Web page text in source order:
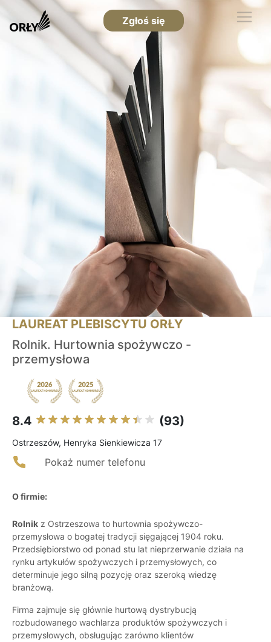
Zgłoś się
LAUREAT PLEBISCYTU ORŁY
Rolnik. Hurtownia spożywczo -
przemysłowa
8.4 (93)
Ostrzeszów, Henryka Sienkiewicza 17
Pokaż numer telefonu
O firmie:
Rolnik z Ostrzeszowa to hurtownia spożywczo-
przemysłowa o bogatej tradycji sięgającej 1904 roku.
Przedsiębiorstwo od ponad stu lat nieprzerwanie działa na
rynku artykułów spożywczych i przemysłowych, co
determinuje jego silną pozycję oraz szeroką wiedzę
branżową.
Firma zajmuje się głównie hurtową dystrybucją
rozbudowanego wachlarza produktów spożywczych i
przemysłowych, obsługując zarówno klientów